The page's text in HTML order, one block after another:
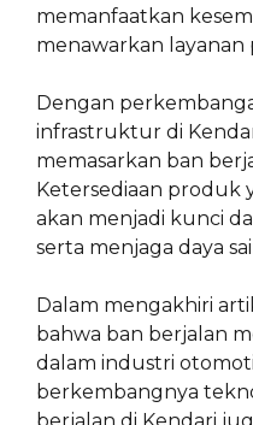
memanfaatkan
menawarkan layanan
Dengan
infrastruktur di
memasarkan ban
Ketersediaan produk
akan menjadi kunci
serta menjaga daya
Dalam mengakhiri
bahwa ban berjalan
dalam industri
berkembangnya